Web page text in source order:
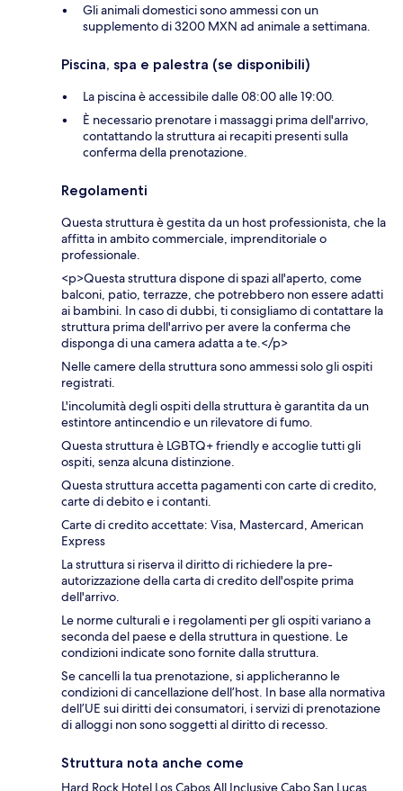
Gli animali domestici sono ammessi con un
supplemento di 3200 MXN ad animale a settimana.
Piscina, spa e palestra (se disponibili)
La piscina è accessibile dalle 08:00 alle 19:00.
È necessario prenotare i massaggi prima dell'arrivo,
contattando la struttura ai recapiti presenti sulla
conferma della prenotazione.
Regolamenti
Questa struttura è gestita da un host professionista, che la
affitta in ambito commerciale, imprenditoriale o
professionale.
<p>Questa struttura dispone di spazi all'aperto, come
balconi, patio, terrazze, che potrebbero non essere adatti
ai bambini. In caso di dubbi, ti consigliamo di contattare la
struttura prima dell'arrivo per avere la conferma che
disponga di una camera adatta a te.</p>
Nelle camere della struttura sono ammessi solo gli ospiti
registrati.
L'incolumità degli ospiti della struttura è garantita da un
estintore antincendio e un rilevatore di fumo.
Questa struttura è LGBTQ+ friendly e accoglie tutti gli
ospiti, senza alcuna distinzione.
Questa struttura accetta pagamenti con carte di credito,
carte di debito e i contanti.
Carte di credito accettate: Visa, Mastercard, American
Express
La struttura si riserva il diritto di richiedere la pre-
autorizzazione della carta di credito dell'ospite prima
dell'arrivo.
Le norme culturali e i regolamenti per gli ospiti variano a
seconda del paese e della struttura in questione. Le
condizioni indicate sono fornite dalla struttura.
Se cancelli la tua prenotazione, si applicheranno le
condizioni di cancellazione dell’host. In base alla normativa
dell’UE sui diritti dei consumatori, i servizi di prenotazione
di alloggi non sono soggetti al diritto di recesso.
Struttura nota anche come
Hard Rock Hotel Los Cabos All Inclusive Cabo San Lucas